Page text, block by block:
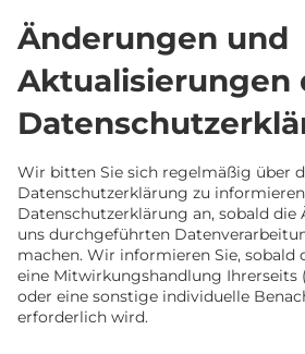
Änderungen und
Aktualisierungen
Wir bitten Sie sich regelmäßig über
Datenschutzerklärung zu
Datenschutzerklärung an, sobald die
uns durchgeführten
machen. Wir informieren Sie, sobald
eine Mitwirkungshandlung Ihrerseits
oder eine sonstige individuelle
erforderlich wird.